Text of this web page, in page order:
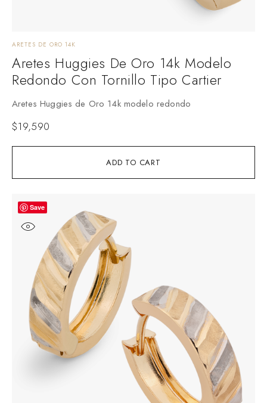
ADD TO CART
ARETES DE ORO 14K
Aretes Huggies De Oro 14k Modelo
Redondo Con Tornillo Tipo Cartier
Aretes Huggies de Oro 14k modelo redondo
$19,590
Save